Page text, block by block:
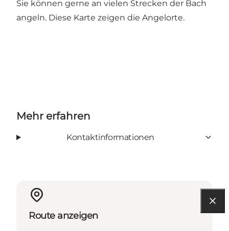
Sie können gerne an vielen Strecken der Bach
angeln. Diese Karte zeigen die Angelorte.
Mehr erfahren
Kontaktinformationen
Route anzeigen